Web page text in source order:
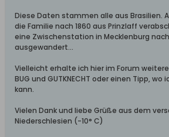
Diese Daten stammen alle aus Brasilien.
die Familie nach 1860 aus Prinzlaff
eine Zwischenstation in Mecklenburg
ausgewandert...
Vielleicht erhalte ich hier im Forum
BUG und GUTKNECHT oder einen Tipp, wo
kann.
Vielen Dank und liebe Grüße aus dem
Niederschlesien (-10° C)